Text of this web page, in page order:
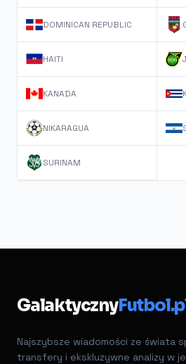
DOMINICAN REPUBLIC
HAITI
KANADA
NIKARAGUA
SURINAM
Galaktyczny
Najszybsze wiadomości ze świata
transfery i ekskluzywne analizy w